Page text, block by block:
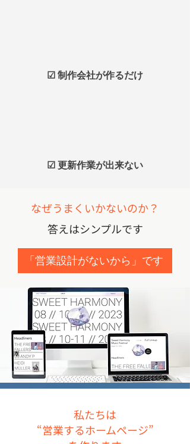
☑ 制作会社が作るだけ
☑ 更新作業が出来ない
なぜうまくいかないのか？
答えはシンプルです
「営業設計がないから」です
私たちは
“営業するホームページ”